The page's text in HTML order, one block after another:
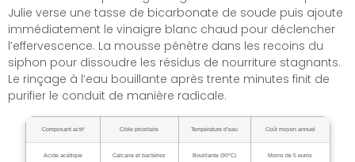
Julie verse une tasse de bicarbonate de soude puis ajoute
immédiatement le vinaigre blanc chaud pour déclencher
l’effervescence. La mousse pénètre dans les recoins du
siphon pour dissoudre les résidus de nourriture stagnants.
Le rinçage à l’eau bouillante après trente minutes finit de
purifier le conduit de manière radicale.
Composant actif Cible prioritaire Température d’eau Coût moyen annuel
Acide acétique Calcaire et bactéries Bouillante (90°C) Moins de 5 euros